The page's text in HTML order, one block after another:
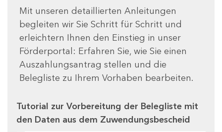
Mit unseren detaillierten Anleitungen
begleiten wir Sie Schritt für Schritt und
erleichtern Ihnen den Einstieg in unser
Förderportal: Erfahren Sie, wie Sie einen
Auszahlungsantrag stellen und die
Belegliste zu Ihrem Vorhaben bearbeiten.
Tutorial zur Vorbereitung der Belegliste mit
den Daten aus dem Zuwendungsbescheid